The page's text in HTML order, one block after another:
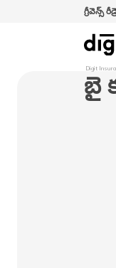
గ్రీవెన్స్
Digit
బై